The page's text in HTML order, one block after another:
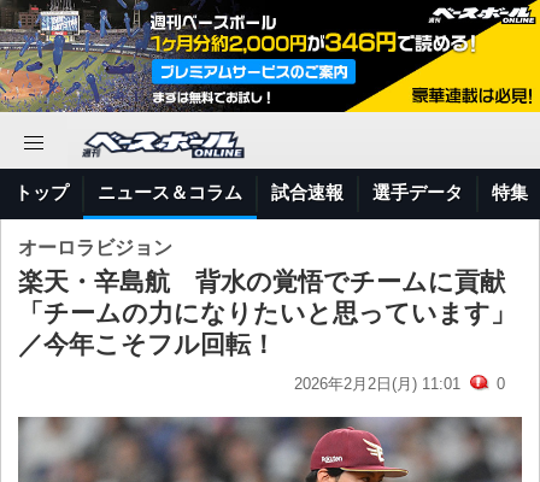
トップ ニュース＆コラム 試合速報 選手データ 特集
オーロラビジョン
楽天・辛島航 背水の覚悟でチームに貢献
「チームの力になりたいと思っています」
／今年こそフル回転！
2026年2月2日(月) 11:01 0